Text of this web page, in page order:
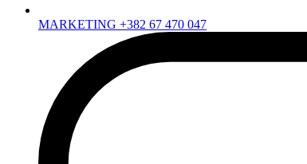
MARKETING +382 67 470 047